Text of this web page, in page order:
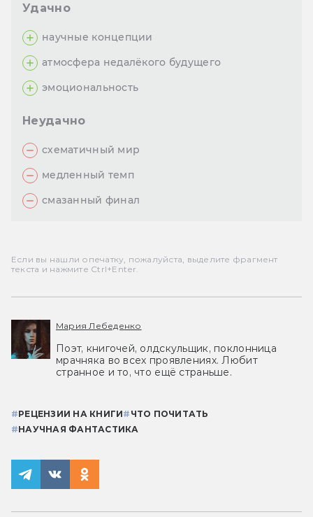
Удачно
научные концепции
атмосфера недалёкого будущего
эмоциональность
Неудачно
схематичный мир
медленный темп
смазанный финал
Если вы нашли опечатку, пожалуйста, выделите фрагмент
текста и нажмите Ctrl+Enter.
Мария Лебеденко
Поэт, книгочей, олдскульщик, поклонница
мрачняка во всех проявлениях. Любит
странное и то, что ещё страньше.
#РЕЦЕНЗИИ НА КНИГИ# ЧТО ПОЧИТАТЬ
#НАУЧНАЯ ФАНТАСТИКА